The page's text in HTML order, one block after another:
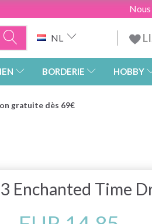
NL
BORDERIE HOBBY
gratuite dès 69€
Enchanted Time